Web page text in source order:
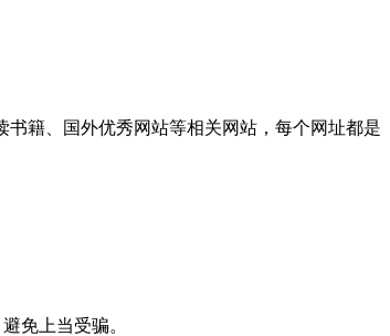
籍、国外优秀网站等相关网站，每个网址都是
免上当受骗。